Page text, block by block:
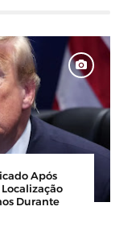
EUA É Criticado Após
Com A Localização
Africanos Durante